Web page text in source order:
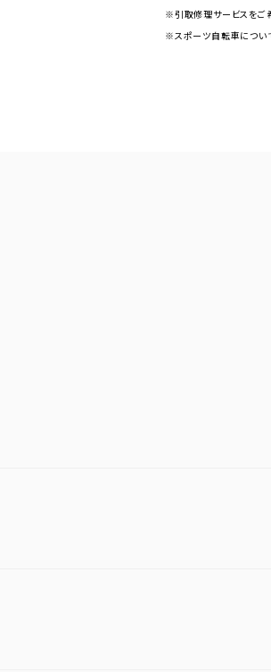
※引取修理サービスをご
※スポーツ自転車につい